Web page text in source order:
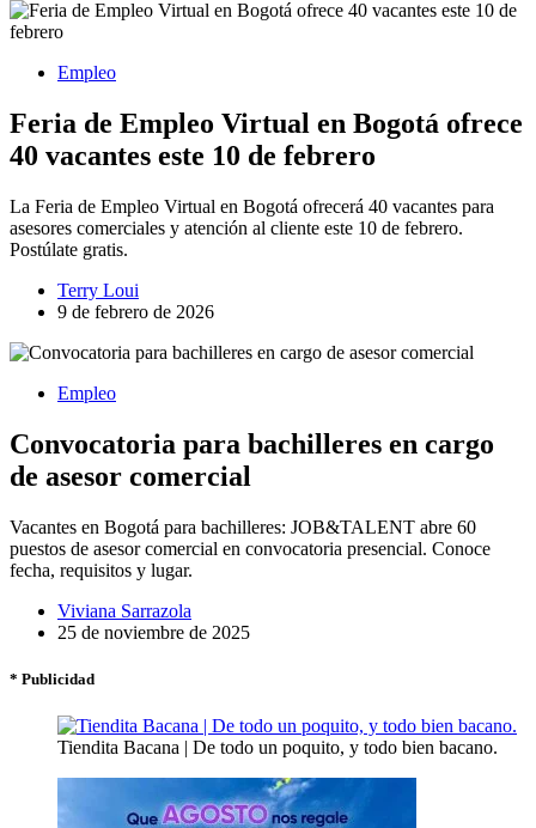
Empleo
Feria de Empleo Virtual en Bogotá ofrece
40 vacantes este 10 de febrero
La Feria de Empleo Virtual en Bogotá ofrecerá 40 vacantes para
asesores comerciales y atención al cliente este 10 de febrero.
Postúlate gratis.
Terry Loui
9 de febrero de 2026
Empleo
Convocatoria para bachilleres en cargo
de asesor comercial
Vacantes en Bogotá para bachilleres: JOB&TALENT abre 60
puestos de asesor comercial en convocatoria presencial. Conoce
fecha, requisitos y lugar.
Viviana Sarrazola
25 de noviembre de 2025
* Publicidad
Tiendita Bacana | De todo un poquito, y todo bien bacano.